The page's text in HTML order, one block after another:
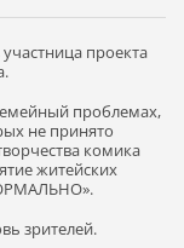
проекта
проблемах,
не принято
комика
житейских
зрителей.